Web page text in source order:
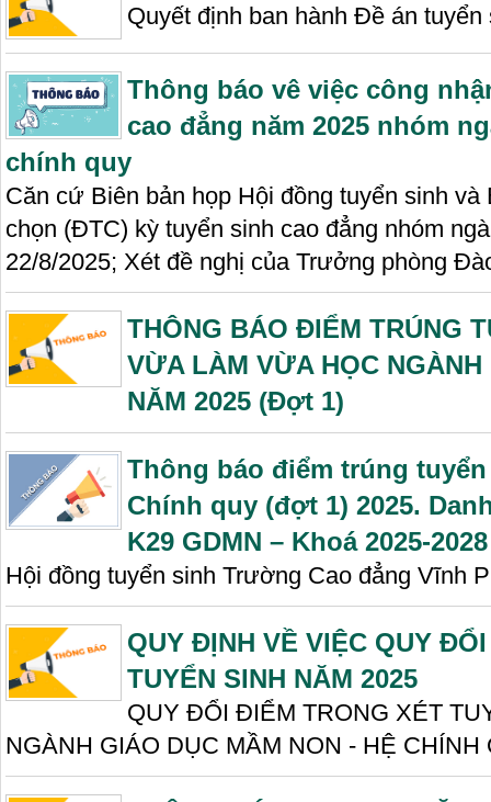
Quyết định ban hành Đề án tuyển
Thông báo vê việc công
cao đẳng năm 2025 nhóm
chính quy
Căn cứ Biên bản họp Hội đồng tuyển sinh
chọn (ĐTC) kỳ tuyển sinh cao đẳng nhóm
22/8/2025; Xét đề nghị của Trưởng phòng
THÔNG BÁO ĐIỂM TRÚNG
VỪA LÀM VỪA HỌC
NĂM 2025 (Đợt 1)
Thông báo điểm trúng tuyển
Chính quy (đợt 1) 2025.
K29 GDMN – Khoá 2025-2028
Hội đồng tuyển sinh Trường Cao đẳng Vĩnh
QUY ĐỊNH VỀ VIỆC QUY
TUYỂN SINH NĂM 2025
QUY ĐỔI ĐIỂM TRONG XÉT
NGÀNH GIÁO DỤC MẦM NON - HỆ CHÍNH